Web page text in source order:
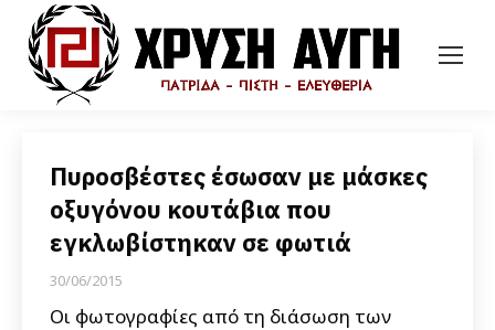
Πυροσβέστες έσωσαν με μάσκες
οξυγόνου κουτάβια που
εγκλωβίστηκαν σε φωτιά
30/06/2015
Οι φωτογραφίες από τη διάσωση των